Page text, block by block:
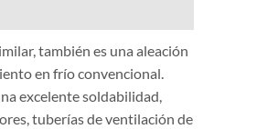
también es una aleación
en frío convencional.
excelente soldabilidad,
tuberías de ventilación de